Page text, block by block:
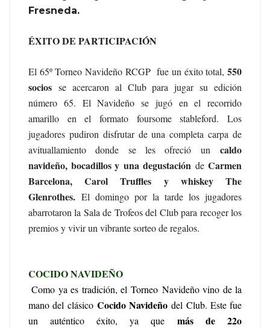
Fresneda.
ÉXITO DE PARTICIPACIÓN
El 65ºTorneo Navideño RCGP fue un éxito total,550
socios se acercaron al Club para jugar su edición
número 65. El Navideño se jugó en el recorrido
amarillo en el formato foursome stableford. Los
jugadores pudiron disfrutar de una completa carpa de
avituallamiento donde se les ofreció un caldo
navideño, bocadillos y una degustación de Carmen
Barcelona, Carol Truffles y whiskey The
Glenrothes. El domingo por la tarde los jugadores
abarrotaron la Sala de Trofeos del Club para recoger los
premios y vivir un vibrante sorteo de regalos.
COCIDO NAVIDEÑO
Como ya es tradición, elTorneo Navideño vino de la
mano del clásico Cocido Navideño del Club. Este fue
un auténtico éxito, ya que más de 22o